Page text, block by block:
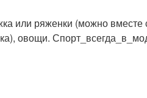
или ряженки (можно
овощи.